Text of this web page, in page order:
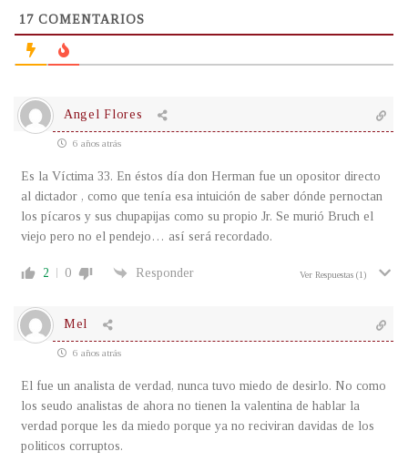
17 COMENTARIOS
Angel Flores
6 años atrás
Es la Víctima 33. En éstos día don Herman fue un opositor directo
al dictador , como que tenía esa intuición de saber dónde pernoctan
los pícaros y sus chupapijas como su propio Jr. Se murió Bruch el
viejo pero no el pendejo… así será recordado.
2 0 Responder Ver Respuestas (1)
Mel
6 años atrás
El fue un analista de verdad, nunca tuvo miedo de desirlo. No como
los seudo analistas de ahora no tienen la valentina de hablar la
verdad porque les da miedo porque ya no reciviran davidas de los
politicos corruptos.